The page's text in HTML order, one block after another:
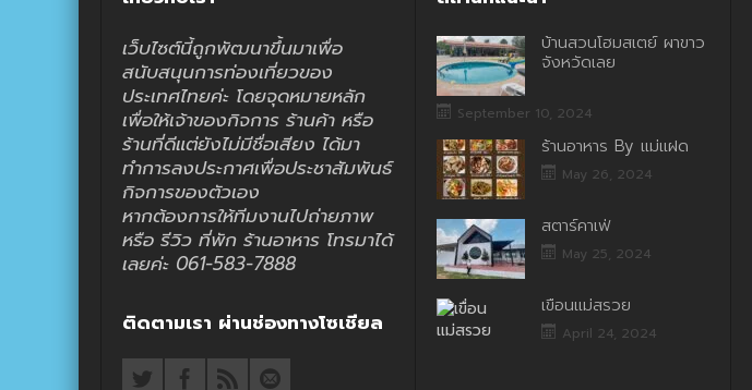
เว็บไซต์นี้ถูกพัฒนาขึ้นมาเพื่อ
สนับสนุนการท่องเที่ยวของ
ประเทศไทยค่ะ โดยจุดหมายหลัก
เพื่อให้เจ้าของกิจการ ร้านค้า หรือ
ร้านที่ดีแต่ยังไม่มีชื่อเสียง ได้มา
ทำการลงประกาศเพื่อประชาสัมพันธ์
กิจการของตัวเอง
หากต้องการให้ทีมงานไปถ่ายภาพ
หรือ รีวิว ที่พัก ร้านอาหาร โทรมาได้
เลยค่ะ 061-583-7888
ติดตามเรา ผ่านช่องทางโซเชียล
บ้านสวนโฮมสเตย์ ผาขาว
จังหวัดเลย
September 10, 2024
ร้านอาหาร By แม่แฝด
May 26, 2024
สตาร์คาเฟ่
May 25, 2024
เขื่อนแม่สรวย
April 24, 2024